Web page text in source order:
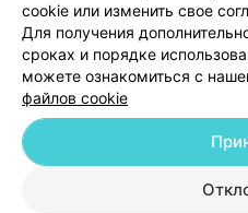
О проекте Новости
Медицинский
cookie или изменить свое
Для получения
сроках и порядке
можете ознакомиться с
файлов cookie